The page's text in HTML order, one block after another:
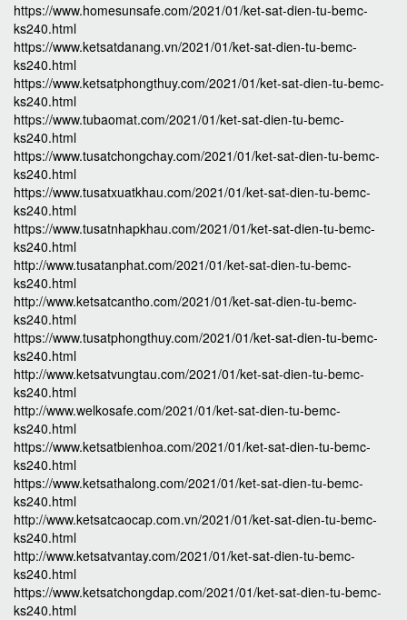
https://www.homesunsafe.com/2021/01/ket-sat-dien-tu-bemc-
ks240.html
https://www.ketsatdanang.vn/2021/01/ket-sat-dien-tu-bemc-
ks240.html
https://www.ketsatphongthuy.com/2021/01/ket-sat-dien-tu-bemc-
ks240.html
https://www.tubaomat.com/2021/01/ket-sat-dien-tu-bemc-
ks240.html
https://www.tusatchongchay.com/2021/01/ket-sat-dien-tu-bemc-
ks240.html
https://www.tusatxuatkhau.com/2021/01/ket-sat-dien-tu-bemc-
ks240.html
https://www.tusatnhapkhau.com/2021/01/ket-sat-dien-tu-bemc-
ks240.html
http://www.tusatanphat.com/2021/01/ket-sat-dien-tu-bemc-
ks240.html
http://www.ketsatcantho.com/2021/01/ket-sat-dien-tu-bemc-
ks240.html
https://www.tusatphongthuy.com/2021/01/ket-sat-dien-tu-bemc-
ks240.html
http://www.ketsatvungtau.com/2021/01/ket-sat-dien-tu-bemc-
ks240.html
http://www.welkosafe.com/2021/01/ket-sat-dien-tu-bemc-
ks240.html
https://www.ketsatbienhoa.com/2021/01/ket-sat-dien-tu-bemc-
ks240.html
https://www.ketsathalong.com/2021/01/ket-sat-dien-tu-bemc-
ks240.html
http://www.ketsatcaocap.com.vn/2021/01/ket-sat-dien-tu-bemc-
ks240.html
http://www.ketsatvantay.com/2021/01/ket-sat-dien-tu-bemc-
ks240.html
https://www.ketsatchongdap.com/2021/01/ket-sat-dien-tu-bemc-
ks240.html